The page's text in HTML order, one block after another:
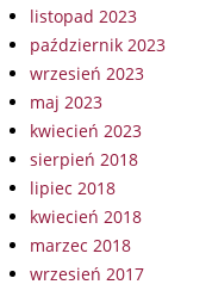
listopad 2023
październik 2023
wrzesień 2023
maj 2023
kwiecień 2023
sierpień 2018
lipiec 2018
kwiecień 2018
marzec 2018
wrzesień 2017